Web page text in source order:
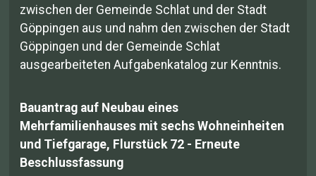
zwischen der Gemeinde Schlat und der Stadt
Göppingen aus und nahm den zwischen der Stadt
Göppingen und der Gemeinde Schlat
ausgearbeiteten Aufgabenkatalog zur Kenntnis.
Bauantrag auf Neubau eines
Mehrfamilienhauses mit sechs Wohneinheiten
und Tiefgarage, Flurstück 72 - Erneute
Beschlussfassung